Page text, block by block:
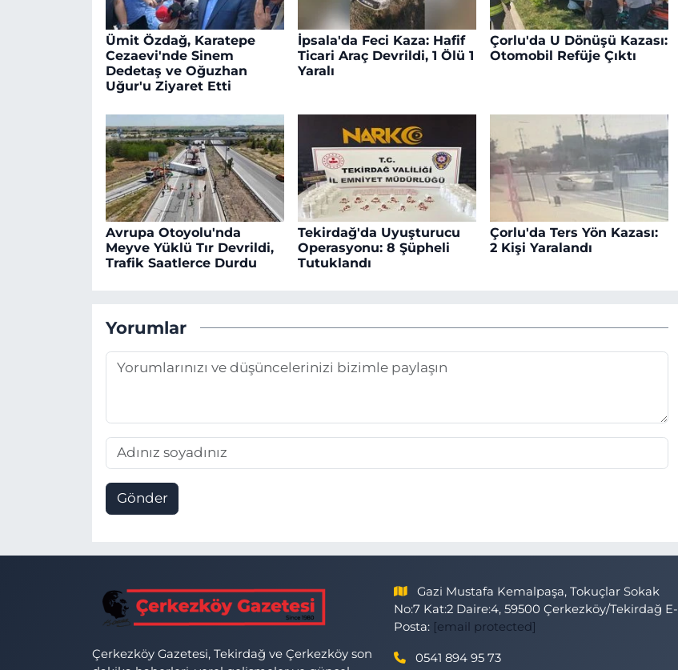
Ümit Özdağ, Karatepe
Cezaevi'nde Sinem
Dedetaş ve Oğuzhan
Uğur'u Ziyaret Etti
İpsala'da Feci Kaza: Hafif
Ticari Araç Devrildi, 1 Ölü 1
Yaralı
Çorlu'da U Dönüşü Kazası:
Otomobil Refüje Çıktı
Avrupa Otoyolu'nda
Meyve Yüklü Tır Devrildi,
Trafik Saatlerce Durdu
Tekirdağ'da Uyuşturucu
Operasyonu: 8 Şüpheli
Tutuklandı
Çorlu'da Ters Yön Kazası:
2 Kişi Yaralandı
Yorumlar
Gönder
Çerkezköy Gazetesi, Tekirdağ ve Çerkezköy son
Gazi Mustafa Kemalpaşa, Tokuçlar Sokak
No:7 Kat:2 Daire:4, 59500 Çerkezköy/Tekirdağ E-
Posta: [email protected]
0541 894 95 73